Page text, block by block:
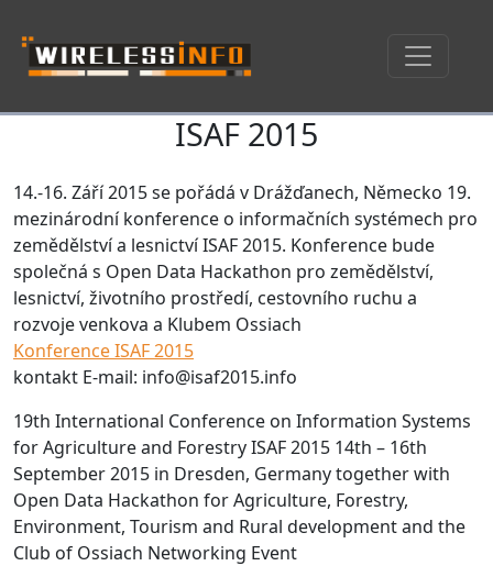
ISAF 2015
14.-16. Září 2015 se pořádá v Drážďanech, Německo 19.
mezinárodní konference o informačních systémech pro
zemědělství a lesnictví ISAF 2015. Konference bude
společná s Open Data Hackathon pro zemědělství,
lesnictví, životního prostředí, cestovního ruchu a
rozvoje venkova a Klubem Ossiach
Konference ISAF 2015
kontakt E-mail: info@isaf2015.info
19th International Conference on Information Systems
for Agriculture and Forestry ISAF 2015 14th – 16th
September 2015 in Dresden, Germany together with
Open Data Hackathon for Agriculture, Forestry,
Environment, Tourism and Rural development and the
Club of Ossiach Networking Event